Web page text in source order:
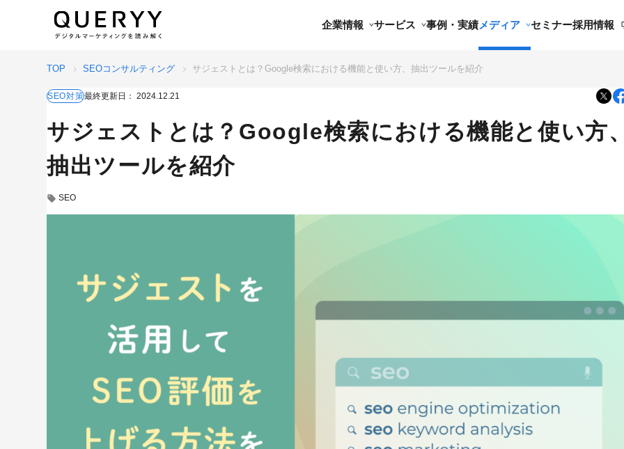
企業情報 サービス 事例・実績メディア セミナー採用情報
TOP SEOコンサルティング サジェストとは？Google検索における機能と使い方、抽出ツールを紹介
SEO対策最終更新日： 2024.12.21
サジェストとは？Google検索における機能と使い方、
抽出ツールを紹介
SEO